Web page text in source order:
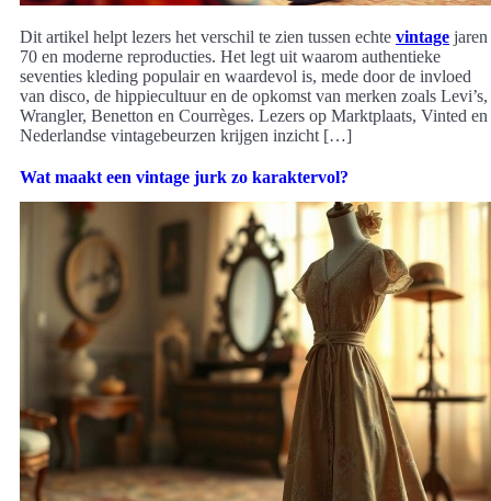
Dit artikel helpt lezers het verschil te zien tussen echte vintage jaren
70 en moderne reproducties. Het legt uit waarom authentieke
seventies kleding populair en waardevol is, mede door de invloed
van disco, de hippiecultuur en de opkomst van merken zoals Levi’s,
Wrangler, Benetton en Courrèges. Lezers op Marktplaats, Vinted en
Nederlandse vintagebeurzen krijgen inzicht […]
Wat maakt een vintage jurk zo karaktervol?